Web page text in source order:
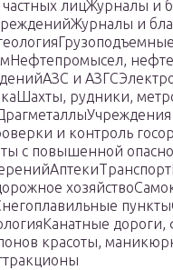
частных лицЖурналы
и
и
рудники,
и контроль
с повышенной
красоты,